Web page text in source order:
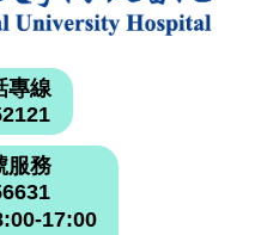
專線
服務
17:00